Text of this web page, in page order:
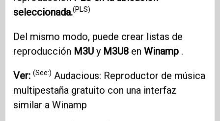
seleccionada.(PLS)
Del mismo modo, puede crear listas de
reproducción M3U y M3U8 enWinamp .
Ver:(See:) Audacious: Reproductor de música
multipestaña gratuito con una interfaz
similar a Winamp